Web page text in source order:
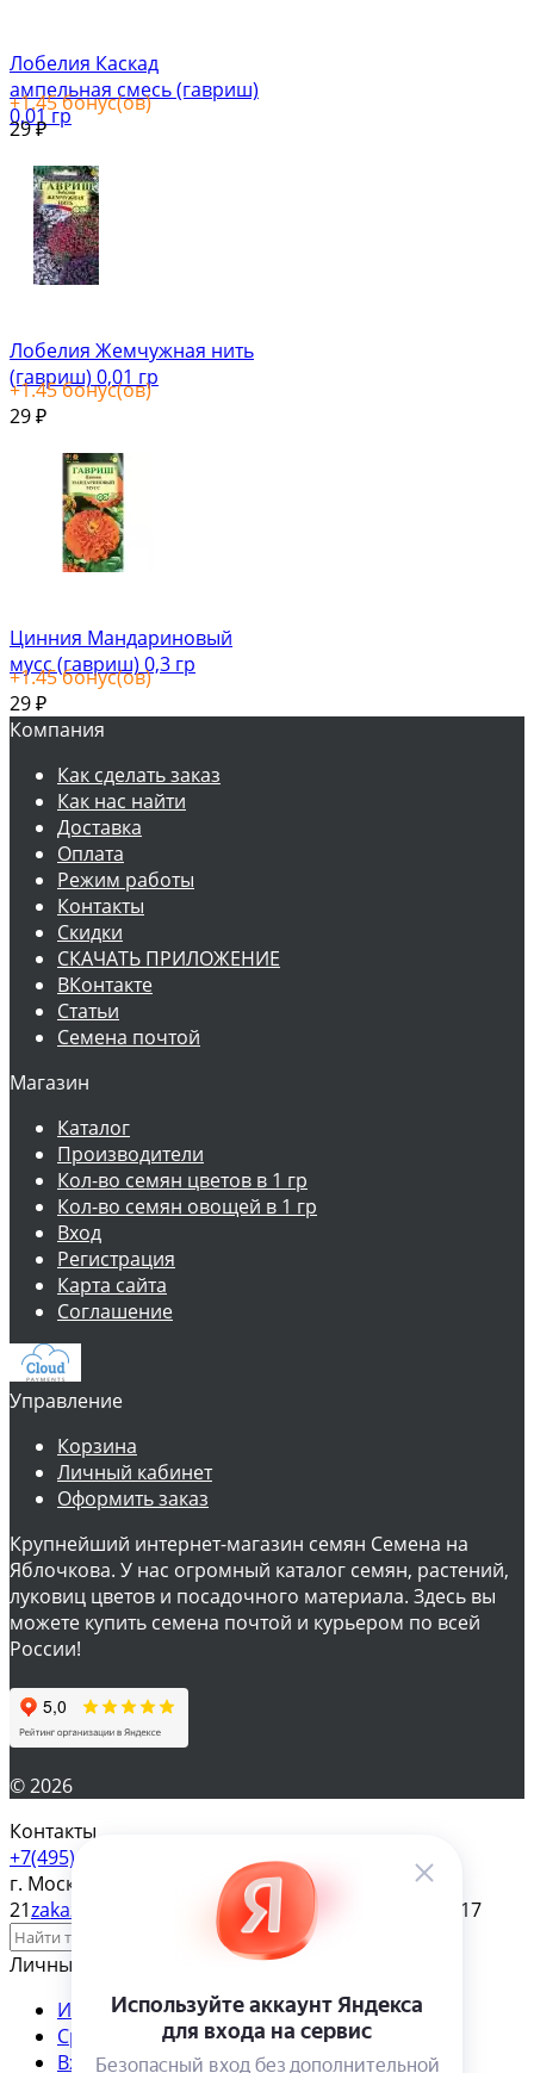
Лобелия Каскад
ампельная смесь (гавриш)
0,01 гр
+1.45бонус(ов)
29₽
Лобелия Жемчужная нить
(гавриш) 0,01 гр
+1.45бонус(ов)
29 ₽
Цинния Мандариновый
мусс (гавриш) 0,3 гр
+1.45 бонус(ов)
29 ₽
Компания
Как сделать заказ
Как нас найти
Доставка
Оплата
Режим работы
Контакты
Скидки
СКАЧАТЬ ПРИЛОЖЕНИЕ
ВКонтакте
Статьи
Семена почтой
Магазин
Каталог
Производители
Кол-во семян цветов в 1 гр
Кол-во семян овощей в 1 гр
Вход
Регистрация
Карта сайта
Соглашение
Управление
Корзина
Личный кабинет
Оформить заказ
Крупнейший интернет-магазин семян Семена на
Яблочкова. У нас огромный каталог семян, растений,
луковиц цветов и посадочного материала. Здесь вы
можете купить семена почтой и курьером по всей
России!
© 2026
Контакты
+7(495) 610-57-17
г. Москва, ул. Яблочкова д.
21zakaz@magazinsemena.ruПн-пт 10-19 Сб-вс 11-17
Личный кабинет
Избранное
Сравнение Товар в сравнении
Вход